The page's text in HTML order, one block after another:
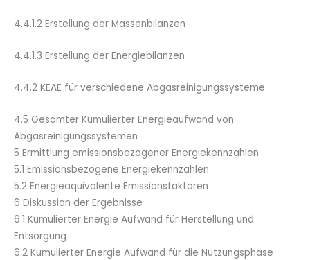
4.4.1.2 Erstellung der Massenbilanzen
4.4.1.3 Erstellung der Energiebilanzen
4.4.2 KEAE für verschiedene Abgasreinigungssysteme
4.5 Gesamter Kumulierter Energieaufwand von
Abgasreinigungssystemen
5 Ermittlung emissionsbezogener Energiekennzahlen
5.1 Emissionsbezogene Energiekennzahlen
5.2 Energieäquivalente Emissionsfaktoren
6 Diskussion der Ergebnisse
6.1 Kumulierter Energie Aufwand für Herstellung und
Entsorgung
6.2 Kumulierter Energie Aufwand für die Nutzungsphase